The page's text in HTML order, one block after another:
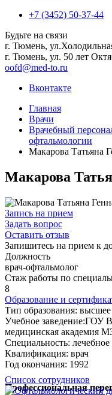
+7 (3452) 50-37-44
Будьте на связи
г. Тюмень,
г. Тюмень, ул. 50 лет
oofd@med-to.ru
Вконтакте
Главная
Врачи
Врачебный
офтальмологии
Макарова Татьяна
Макарова
Запись на прием
Задать вопрос
Оставить отзыв
Запишитесь на прием к
Должность
врач-офтальмолог
Стаж работы по
8
Образование и
Тип образования: высшее
Учебное заведение:ГОУ
медицинская академия
Специальность: лечебное
Квалификация: врач
Год окончания: 1992
Профессиональная
Список сотрудников